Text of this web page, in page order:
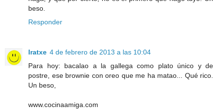
beso.
Responder
Iratxe 4 de febrero de 2013 a las 10:04
Para hoy: bacalao a la gallega como plato único y de
postre, ese brownie con oreo que me ha matao... Qué rico.
Un beso,
www.cocinaamiga.com